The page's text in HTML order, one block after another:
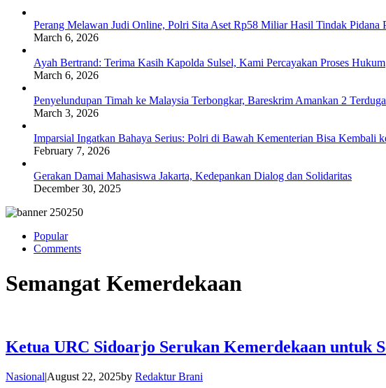
Perang Melawan Judi Online, Polri Sita Aset Rp58 Miliar Hasil Tindak Pidana
March 6, 2026
Ayah Bertrand: Terima Kasih Kapolda Sulsel, Kami Percayakan Proses Hukum
March 6, 2026
Penyelundupan Timah ke Malaysia Terbongkar, Bareskrim Amankan 2
March 3, 2026
Imparsial Ingatkan Bahaya Serius: Polri di Bawah Kementerian Bisa Kembali
February 7, 2026
Gerakan Damai Mahasiswa Jakarta, Kedepankan Dialog dan Solidaritas
December 30, 2025
Popular
Comments
Semangat Kemerdekaan
Ketua URC Sidoarjo Serukan Kemerdekaan untuk
Nasional|August 22, 2025by Redaktur Brani